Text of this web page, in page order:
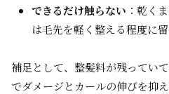
できるだけ触らない ：乾く
は毛先を軽く整える程度に留
補足として、整髪料が残ってい
でダメージとカールの伸びを抑え